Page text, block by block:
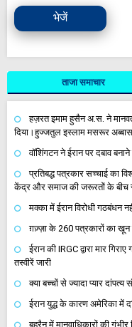
भेजें
ताजा समाचार
हज़रत इमाम हुसैन अ.स. ने
दिया।हुज्जतुल इस्लाम मसरूर
वॉशिंगटन ने ईरान पर दबाव
प्रतिबद्ध पत्रकार सच्चाई का
केंद्र और समाज की जरूरतों के बीच
मक्का में ईरान विरोधी गठबंधन
ग़ज़्ज़ा के 260 पत्रकारों का खून
ईरान की IRGC द्वारा मार
तस्वीरें जारी
क्या बच्चों से ज्यादा प्यार
ईरान युद्ध के कारण अमेरिका में
बहरैन में मानवाधिकारों की